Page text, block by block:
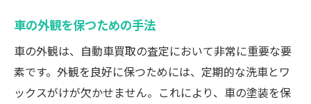
車の外観を保つための手法
車の外観は、自動車買取の査定において非常に重要な要
素です。外観を良好に保つためには、定期的な洗車とワ
ックスがけが欠かせません。これにより、車の塗装を保